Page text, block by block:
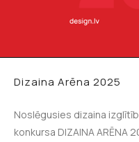
Dizaina Arēna 2025
Noslēgusies dizaina
konkursa DIZAINA ARĒNA